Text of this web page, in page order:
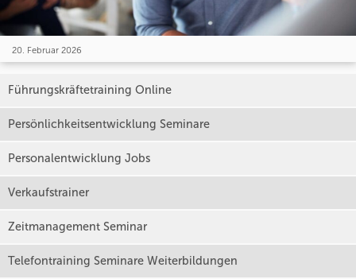
20. Februar 2026
Führungskräftetraining Online
Persönlichkeitsentwicklung Seminare
Personalentwicklung Jobs
Verkaufstrainer
Zeitmanagement Seminar
Telefontraining Seminare Weiterbildungen